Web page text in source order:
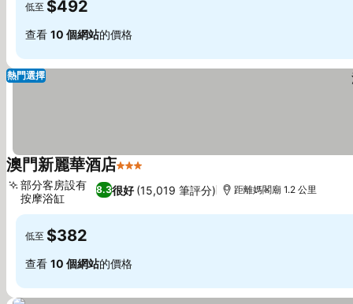
低至 $492
查看 10 個網站的價格
熱門選擇
澳門新麗華酒店3 星級
8.3很好 (15,019 筆評分)
部分客房設有
按摩浴缸
距離媽閣廟 1.2 公里
低至 $382
查看 10 個網站的價格